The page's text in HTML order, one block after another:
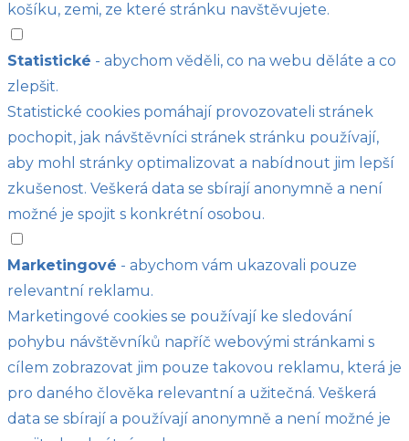
košíku, zemi, ze které stránku navštěvujete.
Statistické - abychom věděli, co na webu děláte a co
zlepšit.
Statistické cookies pomáhají provozovateli stránek
pochopit, jak návštěvníci stránek stránku používají,
aby mohl stránky optimalizovat a nabídnout jim lepší
zkušenost. Veškerá data se sbírají anonymně a není
možné je spojit s konkrétní osobou.
Marketingové - abychom vám ukazovali pouze
relevantní reklamu.
Marketingové cookies se používají ke sledování
pohybu návštěvníků napříč webovými stránkami s
cílem zobrazovat jim pouze takovou reklamu, která je
pro daného člověka relevantní a užitečná. Veškerá
data se sbírají a používají anonymně a není možné je